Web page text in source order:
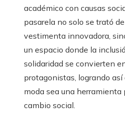
académico con causas
pasarela no solo se trató
vestimenta innovadora,
un espacio donde la
solidaridad se convierten
protagonistas, logrando así
moda sea una herramienta
cambio social.